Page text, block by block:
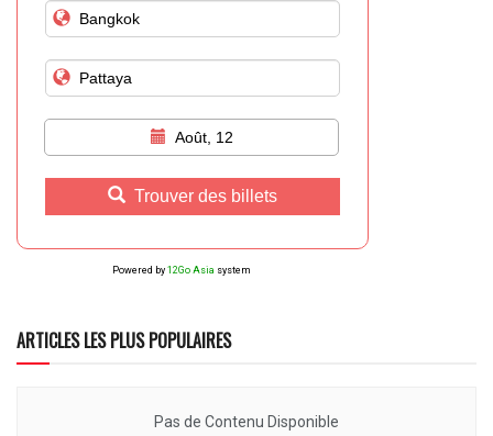
Août, 12
Trouver des billets
Powered by 12Go Asia system
ARTICLES LES PLUS POPULAIRES
Pas de Contenu Disponible